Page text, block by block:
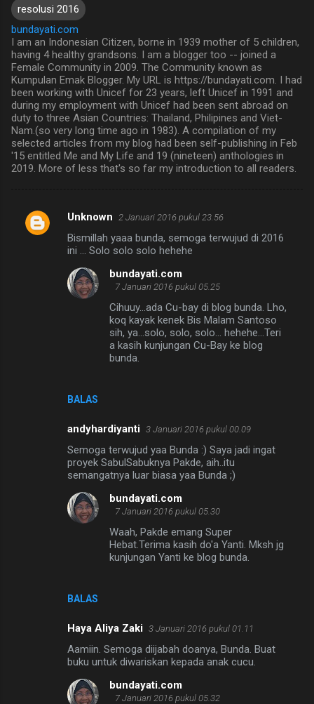
resolusi 2016
bundayati.com
I am an Indonesian Citizen, borne in 1939 mother of 5 children,
having 4 healthy grandsons. I am a blogger too -- joined a
Female Community in 2009. The Community known as
Kumpulan Emak Blogger. My URL is https://bundayati.com. I had
been working with Unicef for 23 years, left Unicef in 1991 and
during my employment with Unicef had been sent abroad on
duty to three Asian Countries: Thailand, Philipines and Viet-
Nam.(so very long time ago in 1983). A compilation of my
selected articles from my blog had been self-publishing in Feb
'15 entitled Me and My Life and 19 (nineteen) anthologies in
2019. More of less that's so far my introduction to all readers.
K
Unknown 2 Januari 2016 pukul 23.56
Bismillah yaaa bunda, semoga terwujud di 2016
ini ... Solo solo solo hehehe
BALAS
bundayati.com
7 Januari 2016 pukul 05.25
Cihuuy...ada Cu-bay di blog bunda. Lho,
koq kayak kenek Bis Malam Santoso
sih, ya...solo, solo, solo... hehehe...Teri
a kasih kunjungan Cu-Bay ke blog
bunda.
andyhardiyanti 3 Januari 2016 pukul 00.09
Semoga terwujud yaa Bunda :) Saya jadi ingat
proyek SabulSabuknya Pakde, aih..itu
semangatnya luar biasa yaa Bunda ;)
BALAS
bundayati.com
7 Januari 2016 pukul 05.30
Waah, Pakde emang Super
Hebat.Terima kasih do'a Yanti. Mksh jg
kunjungan Yanti ke blog bunda.
Haya Aliya Zaki 3 Januari 2016 pukul 01.11
Aamiin. Semoga diijabah doanya, Bunda. Buat
buku untuk diwariskan kepada anak cucu.
bundayati.com
7 Januari 2016 pukul 05.32